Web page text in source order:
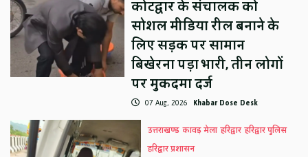
कोटद्वार के संचालक को
सोशल मीडिया रील बनाने के
लिए सड़क पर सामान
बिखेरना पड़ा भारी, तीन लोगों
पर मुकदमा दर्ज
07 Aug, 2026 Khabar Dose Desk
उत्तराखण्ड कावड़ मेला हरिद्वार हरिद्वार पुलिस
हरिद्वार प्रशासन